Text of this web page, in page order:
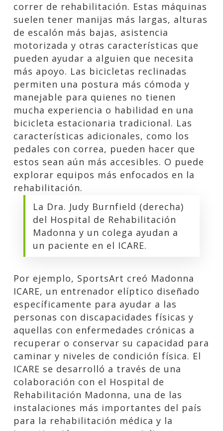
correr de rehabilitación. Estas máquinas
suelen tener manijas más largas, alturas
de escalón más bajas, asistencia
motorizada y otras características que
pueden ayudar a alguien que necesita
más apoyo. Las bicicletas reclinadas
permiten una postura más cómoda y
manejable para quienes no tienen
mucha experiencia o habilidad en una
bicicleta estacionaria tradicional. Las
características adicionales, como los
pedales con correa, pueden hacer que
estos sean aún más accesibles. O puede
explorar equipos más enfocados en la
rehabilitación.
La Dra. Judy Burnfield (derecha)
del Hospital de Rehabilitación
Madonna y un colega ayudan a
un paciente en el ICARE.
Por ejemplo, SportsArt creó Madonna
ICARE, un entrenador elíptico diseñado
específicamente para ayudar a las
personas con discapacidades físicas y
aquellas con enfermedades crónicas a
recuperar o conservar su capacidad para
caminar y niveles de condición física. El
ICARE se desarrolló a través de una
colaboración con el Hospital de
Rehabilitación Madonna, una de las
instalaciones más importantes del país
para la rehabilitación médica y la